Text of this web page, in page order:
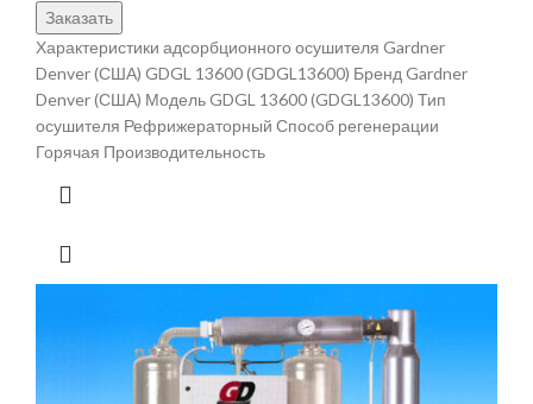
Заказать
Характеристики адсорбционного осушителя Gardner
Denver (США) GDGL 13600 (GDGL13600) Бренд Gardner
Denver (США) Модель GDGL 13600 (GDGL13600) Тип
осушителя Рефрижераторный Способ регенерации
Горячая Производительность